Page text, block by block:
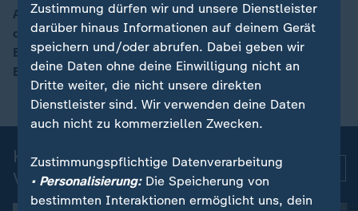
Auszeichnung für Christopher Clark: In Frankfurt ist
dem australischen Historiker im Beisein von
Bundespräsident Steinmeier der Ludwig-Börne-Preis im
Bereich Essay und Kritik verliehen worden.
Kurznachrichten: Aktuelle
Videos
Zustimmung dürfen wir und unsere Dienstleister
darüber hinaus Informationen auf deinem Gerät
speichern und/oder abrufen. Dabei geben wir
deine Daten ohne deine Einwilligung nicht an
Dritte weiter, die nicht unsere direkten
Dienstleister sind. Wir verwenden deine Daten
auch nicht zu kommerziellen Zwecken.
Zustimmungspflichtige Datenverarbeitung
• Personalisierung:Die Speicherung von
bestimmten Interaktionen ermöglicht uns, dein